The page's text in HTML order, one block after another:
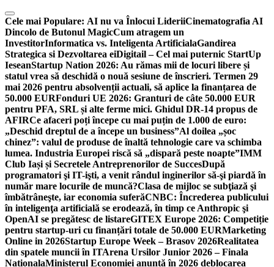
Skip
to
content
Cele mai Populare: AI nu va Înlocui LideriiCinematografia AI
Dincolo de Butonul MagicCum atragem un
InvestitorInformatica vs. Inteligenta ArtificialaGandirea
Strategica si Dezvoltarea eiDigitail – Cel mai puternic StartUp
IeseanStartup Nation 2026: Au rămas mii de locuri libere și
statul vrea să deschidă o nouă sesiune de înscrieri. Termen 29
mai 2026 pentru absolvenții actuali, să aplice la finanțarea de
50.000 EURFonduri UE 2026: Granturi de câte 50.000 EUR
pentru PFA, SRL și alte ferme mici. Ghidul DR-14 propus de
AFIRCe afaceri poți începe cu mai puțin de 1.000 de euro:
„Deschid dreptul de a începe un business”Al doilea „șoc
chinez”: valul de produse de înaltă tehnologie care va schimba
lumea. Industria Europei riscă să „dispară peste noapte”IMM
Club Iași și Secretele Antreprenorilor de SuccesDupă
programatori şi IT-işti, a venit rândul inginerilor să-şi piardă în
număr mare locurile de muncă?Clasa de mijloc se subţiază şi
îmbătrâneşte, iar economia suferăCNBC: Încrederea publicului
în inteligenţa artificială se erodează, în timp ce Anthropic şi
OpenAI se pregătesc de listareGITEX Europe 2026: Competiție
pentru startup-uri cu finanțări totale de 50.000 EURMarketing
Online in 2026Startup Europe Week – Brasov 2026Realitatea
din spatele muncii în ITArena Ursilor Junior 2026 – Finala
NationalaMinisterul Economiei anunță în 2026 deblocarea